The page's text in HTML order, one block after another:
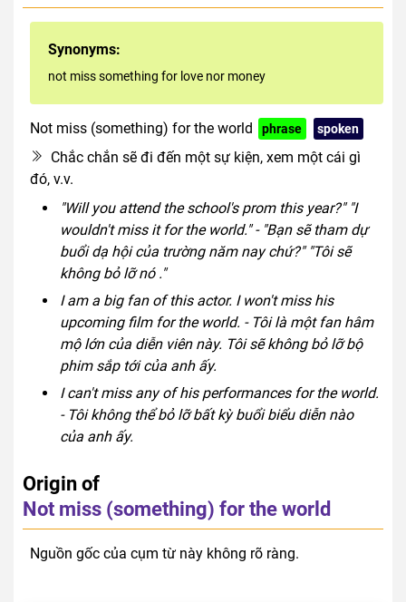
Synonyms:
not miss something for love nor money
Not miss (something) for the world phrase spoken
Chắc chắn sẽ đi đến một sự kiện, xem một cái gì
đó, v.v.
"Will you attend the school's prom this year?" "I
wouldn't miss it for the world." - "Bạn sẽ tham dự
buổi dạ hội của trường năm nay chứ?" "Tôi sẽ
không bỏ lỡ nó ."
I am a big fan of this actor. I won't miss his
upcoming film for the world. - Tôi là một fan hâm
mộ lớn của diễn viên này. Tôi sẽ không bỏ lỡ bộ
phim sắp tới của anh ấy.
I can't miss any of his performances for the world.
- Tôi không thể bỏ lỡ bất kỳ buổi biểu diễn nào
của anh ấy.
Origin of
Not miss (something) for the world
Nguồn gốc của cụm từ này không rõ ràng.